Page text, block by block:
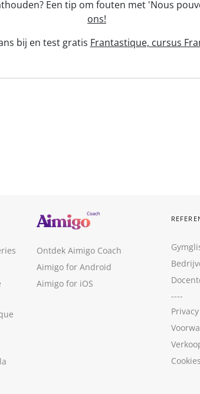
Een tip om fouten met 'Nous
ons!
bij en test gratis Frantastique, cursus
Ontdek Aimigo Coach
Aimigo for Android
Aimigo for iOS
----
Privacy